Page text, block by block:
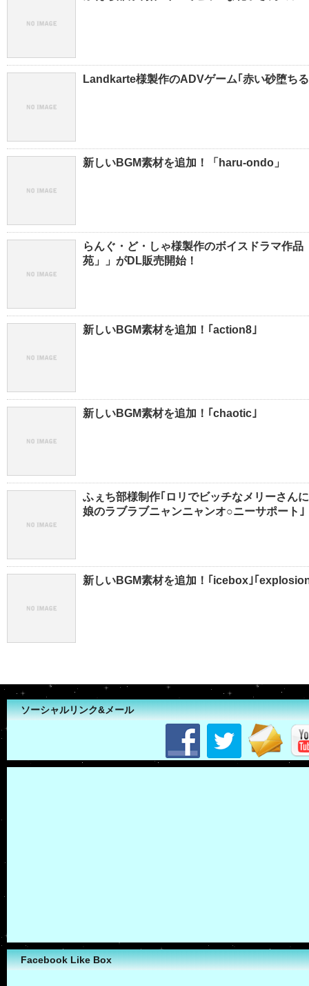
Landkarte様製作のADVゲーム｢赤い砂堕ち
新しいBGM素材を追加！「haru-ondo」
らんぐ・ど・しゃ様製作のボイスドラマ作
苑」」がDL販売開始！
新しいBGM素材を追加！｢action8｣
新しいBGM素材を追加！｢chaotic｣
ふぇち部様制作｢ロリでビッチなメリーさん
娘のラブラブニャンニャンオ○ニーサポート｣
新しいBGM素材を追加！｢icebox｣｢
ソーシャルリンク&メール
Facebook Like Box